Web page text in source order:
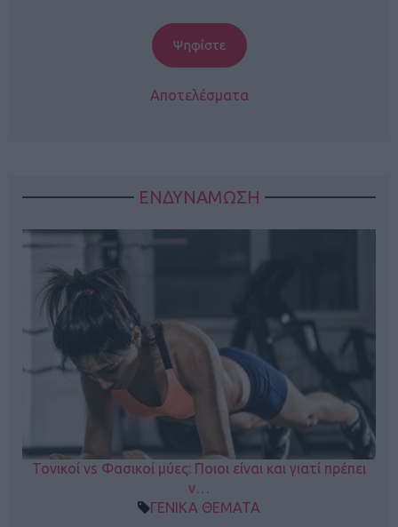
Αποτελέσματα
ΕΝΔΥΝΑΜΩΣΗ
Τονικοί vs Φασικοί μύες: Ποιοι είναι και γιατί πρέπει
ν…
ΓΕΝΙΚΑ ΘΕΜΑΤΑ